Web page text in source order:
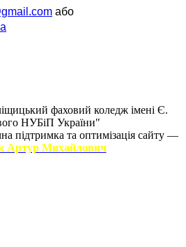
або
фаховий коледж імені Є.
НУБіП України"
підтримка та оптимізація сайту —
Артур Михайлович